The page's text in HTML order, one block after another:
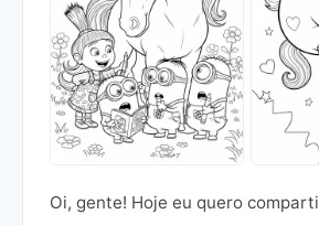
Oi, gente! Hoje eu quero